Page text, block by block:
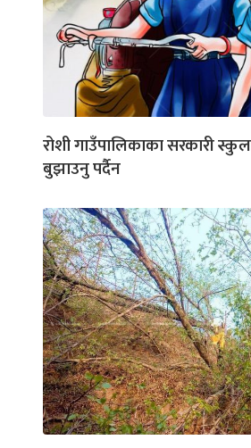
रोशी गाउँपालिकाका सरकारी
बुझाउनु पर्दैन